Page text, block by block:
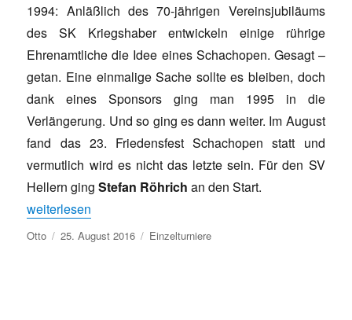
1994: Anläßlich des 70-jährigen Vereinsjubiläums
des SK Kriegshaber entwickeln einige rührige
Ehrenamtliche die Idee eines Schachopen. Gesagt –
getan. Eine einmalige Sache sollte es bleiben, doch
dank eines Sponsors ging man 1995 in die
Verlängerung. Und so ging es dann weiter. Im August
fand das 23. Friedensfest Schachopen statt und
vermutlich wird es nicht das letzte sein. Für den SV
Hellern gingStefan Röhrich an den Start.
„Starker Schlussspurt“
weiterlesen
Autor
Otto Veröffentlicht
am
25. August 2016 Kategorien
Einzelturniere